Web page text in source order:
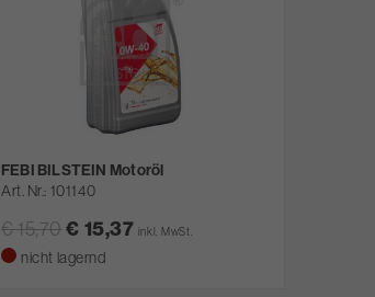
FEBI BILSTEIN Motoröl
Art. Nr. 101140
€ 15,70€ 15,37 inkl. MwSt.
nicht lagernd